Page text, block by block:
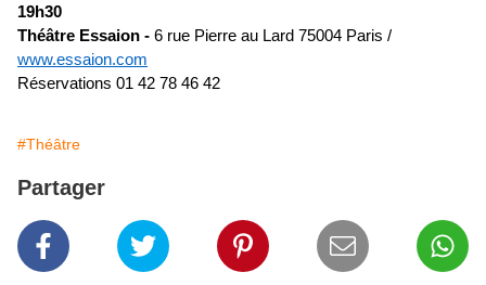
19h30
Théâtre Essaion - 6 rue Pierre au Lard 75004 Paris /
www.essaion.com
Réservations 01 42 78 46 42
#Théâtre
Partager